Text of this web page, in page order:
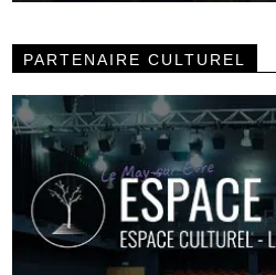
PARTENAIRE CULTUREL